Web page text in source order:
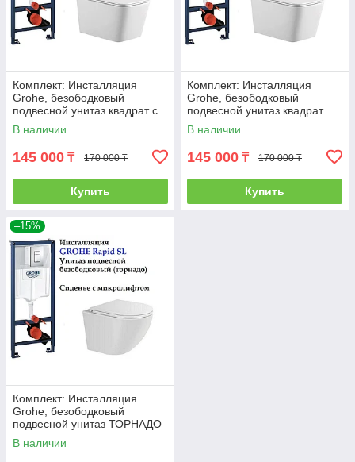
Комплект: Инсталляция
Grohe, безободковый
подвесной унитаз квадрат с
микролифтом SA-205
В наличии
145 000 ₸ 170 000 ₸
Купить
Комплект: Инсталляция
Grohe, безободковый
подвесной унитаз квадрат
ТОРНАДО UF M205
В наличии
145 000 ₸ 170 000 ₸
Купить
–15%
Комплект: Инсталляция
Grohe, безободковый
подвесной унитаз ТОРНАДО
SS-88D
В наличии